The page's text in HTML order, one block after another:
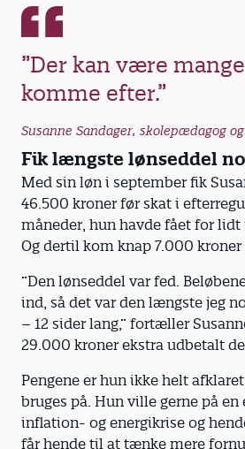
”Der kan være
komme efter.”
Susanne Sandager, skolepædagog
Fik længste lønseddel
Med sin løn i september fik
46.500 kroner før skat i
måneder, hun havde fået for
Og dertil kom knap 7.000 kroner
”Den lønseddel var fed.
ind, så det var den længste jeg
– 12 sider lang,” fortæller
29.000 kroner ekstra udbetalt
Pengene er hun ikke helt
bruges på. Hun ville gerne på
inflation- og energikrise og
får hende til at tænke mere